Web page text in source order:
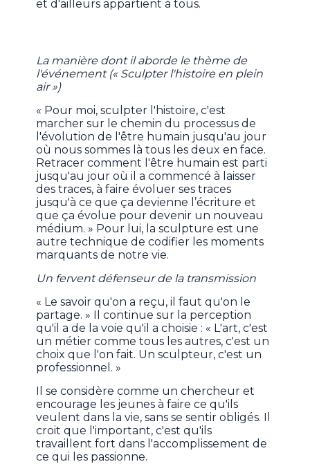
et d'ailleurs appartient à tous.
La manière dont il aborde le thème de
l'événement (« Sculpter l'histoire en plein
air »)
« Pour moi, sculpter l'histoire, c'est
marcher sur le chemin du processus de
l'évolution de l'être humain jusqu'au jour
où nous sommes là tous les deux en face.
Retracer comment l'être humain est parti
jusqu'au jour où il a commencé à laisser
des traces, à faire évoluer ses traces
jusqu'à ce que ça devienne l’écriture et
que ça évolue pour devenir un nouveau
médium. » Pour lui, la sculpture est une
autre technique de codifier les moments
marquants de notre vie.
Un fervent défenseur de la transmission
« Le savoir qu'on a reçu, il faut qu'on le
partage. » Il continue sur la perception
qu'il a de la voie qu'il a choisie : « L'art, c'est
un métier comme tous les autres, c'est un
choix que l'on fait. Un sculpteur, c'est un
professionnel. »
Il se considère comme un chercheur et
encourage les jeunes à faire ce qu'ils
veulent dans la vie, sans se sentir obligés. Il
croit que l'important, c'est qu'ils
travaillent fort dans l'accomplissement de
ce qui les passionne.